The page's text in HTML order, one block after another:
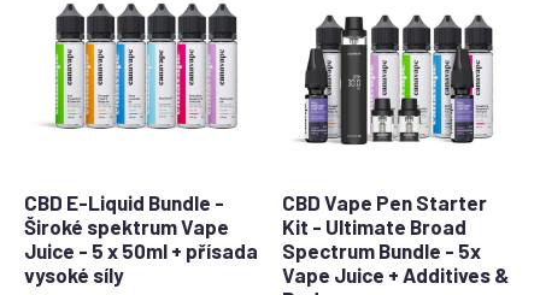
CBD E-Liquid Bundle -
Široké spektrum Vape
Juice - 5 x 50ml + přísada
vysoké síly
CBD Vape Pen Starter
Kit - Ultimate Broad
Spectrum Bundle - 5x
Vape Juice + Additives &